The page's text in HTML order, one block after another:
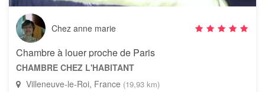
Chez anne marie
Chambre à louer proche de Paris
CHAMBRE CHEZ L'HABITANT
Villeneuve-le-Roi, France (19,93 km)